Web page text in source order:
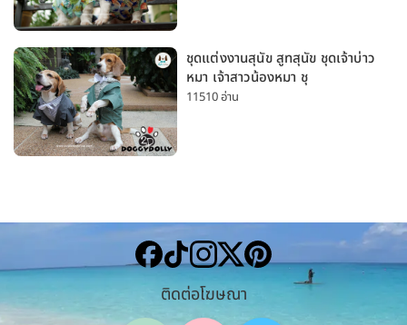
ชุดแต่งงานสุนัข สูทสุนัข ชุดเจ้าบ่าว
หมา เจ้าสาวน้องหมา ชุ
11510 อ่าน
ติดต่อโฆษณา